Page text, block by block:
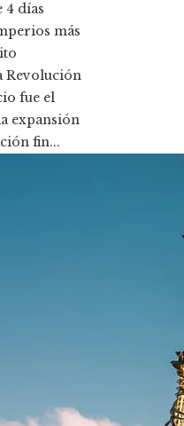
4 días
más
Revolución
fue el
expansión
fin...